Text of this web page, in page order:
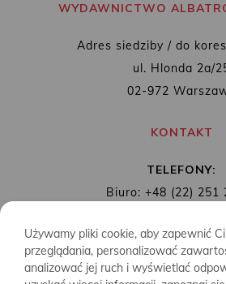
WYDAWNICTWO
Adres siedziby / do
ul. Hlonda 2a/
02-972
KONTAKT
TELEFONY:
Biuro: +48 (22) 251
MAIL:
Używamy pliki cookie, aby zapewnić
przeglądania, personalizować
analizować jej ruch i wyświetlać